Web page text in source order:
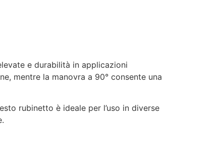
e durabilità in applicazioni
mentre la manovra a 90° consente una
rubinetto è ideale per l’uso in diverse